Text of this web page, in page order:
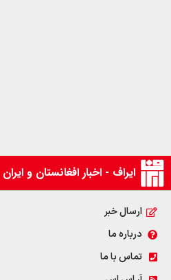
ایراف - اخبار افغانستان و ایران
ارسال خبر
درباره ما
تماس با ما